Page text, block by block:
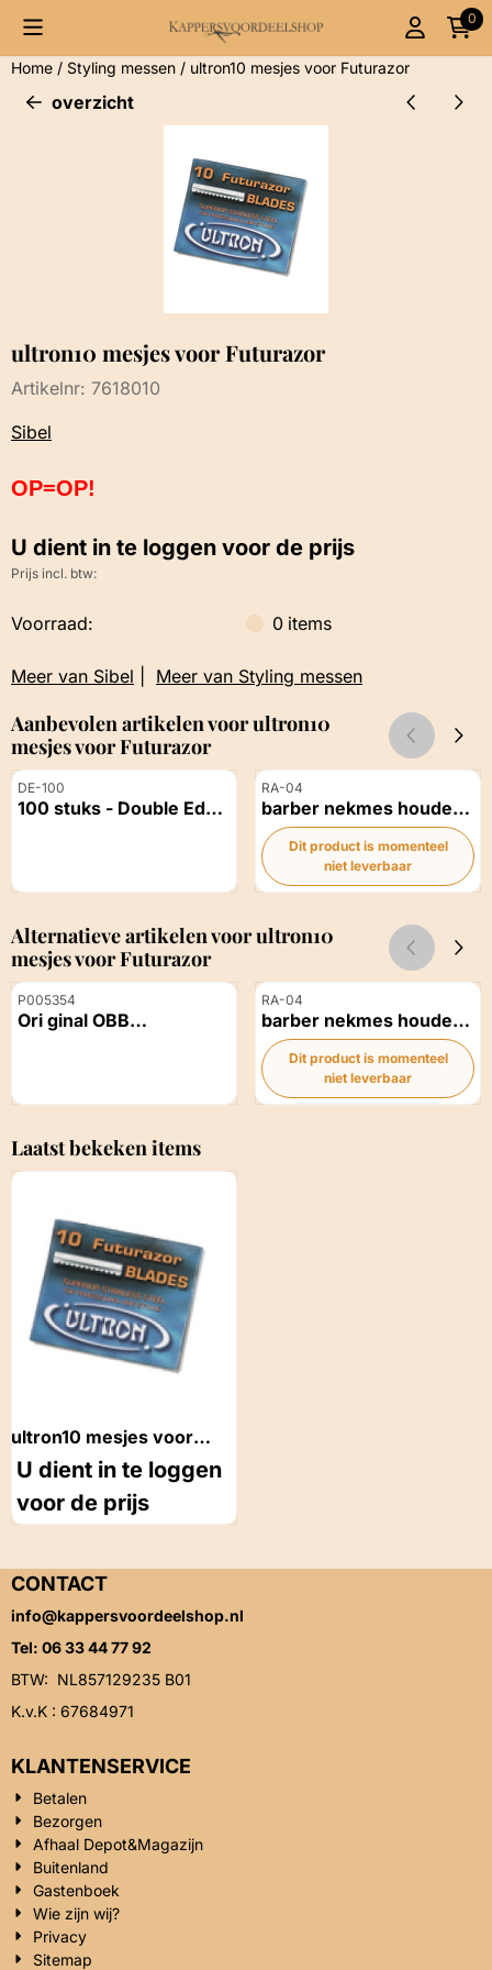
0
Home / Styling messen / ultron10 mesjes voor Futurazor
overzicht
ultron10 mesjes voor Futurazor
Artikelnr: 7618010
Sibel
OP=OP!
U dient in te loggen voor de prijs
Prijs incl. btw:
Voorraad: 0 items
Meer van Sibel Meer van Styling messen
Aanbevolen artikelen voorultron10
mesjes voor Futurazor
Artikelnummer
DE-100
100 stuks - Double Edge
Prijs niet zichtbaar
Artikelnummer
RA-04
barber nekmes houder
scheermes houder Slim
Fit Razor inclusief 10
mesjes
Prijs niet zichtbaar
Dit product is momenteel
niet leverbaar
Alternatieve artikelen voorultron10
mesjes voor Futurazor
Artikelnummer
P005354
Ori ginal OBB
Prijs niet zichtbaar
Artikelnummer
RA-04
barber nekmes houder
scheermes houder Slim
Fit Razor inclusief 10
mesjes
Prijs niet zichtbaar
Dit product is momenteel
niet leverbaar
Laatst bekeken items
ultron10 mesjes voor
Futurazor
U dient in te loggen
voor de prijs
CONTACT
info@kappersvoordeelshop.nl
Tel: 06 33 44 77 92
BTW: NL857129235 B01
K.v.K : 67684971
KLANTENSERVICE
Betalen
Bezorgen
Afhaal Depot&Magazijn
Buitenland
Gastenboek
Wie zijn wij?
Privacy
Sitemap